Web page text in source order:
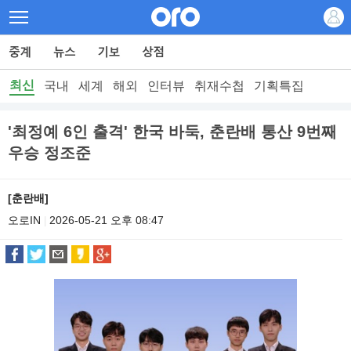
최신 국내 세계 해외 인터뷰 취재수첩 기획특집
'최정예 6인 출격' 한국 바둑, 춘란배 통산 9번째
우승 정조준
[춘란배]
오로IN
2026-05-21 오후 08:47